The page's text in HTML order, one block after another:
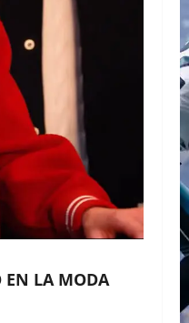
EN LA MODA